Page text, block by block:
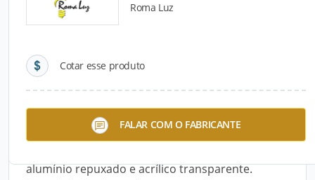
Roma Luz
Cotar esse produto
FALAR COM O FABRICANTE
Detalhes do produto
Descrição do Produto
A Luminária Industrial I – 07 AC, da Roma Luz, é
ideal para ambientes internos. Ela é um
alumínio repuxado e acrílico transparente.